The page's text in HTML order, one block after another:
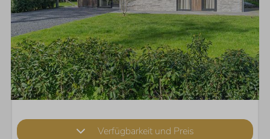
Verfügbarkeit und Preis